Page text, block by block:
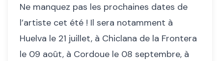
Ne manquez pas les prochaines dates de
l’artiste cet été ! Il sera notamment à
Huelva le 21 juillet, à Chiclana de la Frontera
le 09 août, à Cordoue le 08 septembre, à